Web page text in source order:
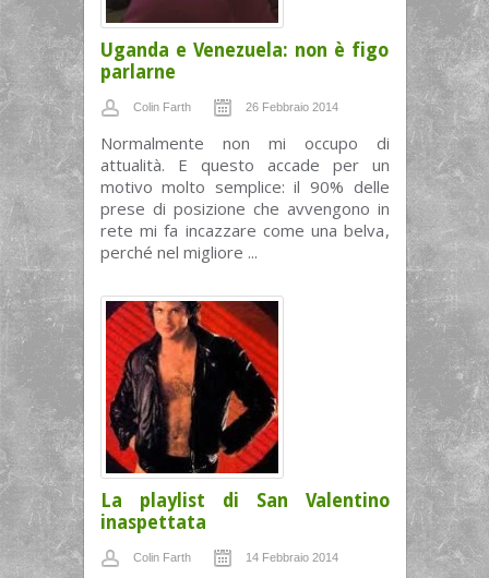
Uganda e Venezuela: non è figo
parlarne
Colin Farth 26 Febbraio 2014
Normalmente non mi occupo di
attualità. E questo accade per un
motivo molto semplice: il 90% delle
prese di posizione che avvengono in
rete mi fa incazzare come una belva,
perché nel migliore ...
La playlist di San Valentino
inaspettata
Colin Farth 14 Febbraio 2014